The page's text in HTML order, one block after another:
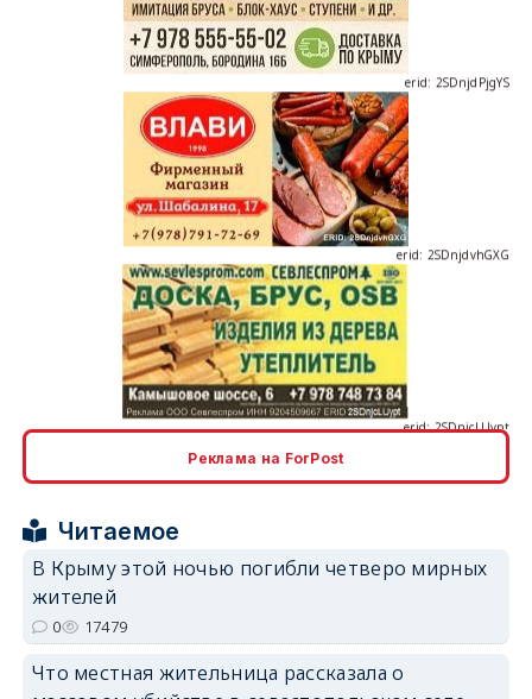
erid: 2SDnjdPjgYS
erid: 2SDnjdvhGXG
Реклама на ForPost
Читаемое
В Крыму этой ночью погибли четверо мирных
жителей
0 17479
Что местная жительница рассказала о